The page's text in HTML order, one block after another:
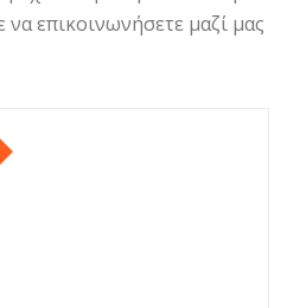
επικοινωνήσετε μαζί μας